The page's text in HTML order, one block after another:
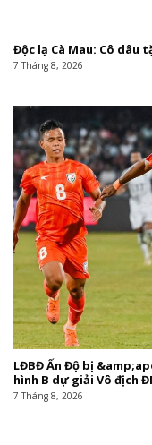
Độc lạ Cà Mau: Cô dâu
7 Tháng 8, 2026
LĐBĐ Ấn Độ bị
hình B dự giải Vô địch
7 Tháng 8, 2026